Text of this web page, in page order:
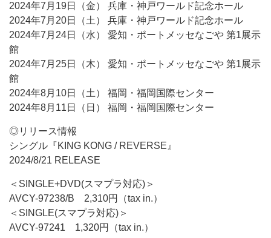
2024年7月19日（金） 兵庫・神戸ワールド記念ホール
2024年7月20日（土） 兵庫・神戸ワールド記念ホール
2024年7月24日（水） 愛知・ポートメッセなごや 第1展示
館
2024年7月25日（木） 愛知・ポートメッセなごや 第1展示
館
2024年8月10日（土） 福岡・福岡国際センター
2024年8月11日（日） 福岡・福岡国際センター
◎リリース情報
シングル『KING KONG / REVERSE』
2024/8/21 RELEASE
＜SINGLE+DVD(スマプラ対応)＞
AVCY-97238/B 2,310円（tax in.）
＜SINGLE(スマプラ対応)＞
AVCY-97241 1,320円（tax in.）